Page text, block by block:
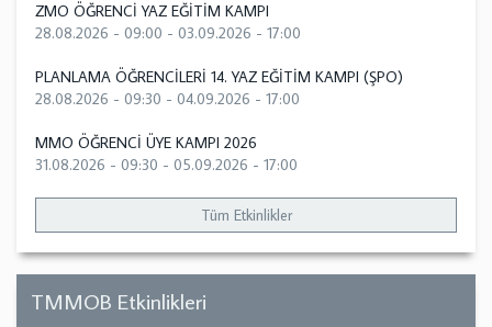
ZMO ÖĞRENCİ YAZ EĞİTİM KAMPI
28.08.2026 - 09:00 - 03.09.2026 - 17:00
PLANLAMA ÖĞRENCİLERİ 14. YAZ EĞİTİM KAMPI (ŞPO)
28.08.2026 - 09:30 - 04.09.2026 - 17:00
MMO ÖĞRENCİ ÜYE KAMPI 2026
31.08.2026 - 09:30 - 05.09.2026 - 17:00
Tüm Etkinlikler
TMMOB Etkinlikleri